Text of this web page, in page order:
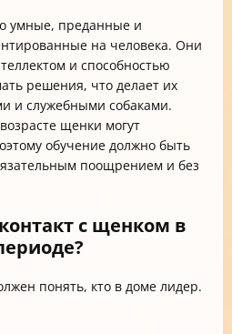
умные, преданные и
на человека. Они
и способностью
решения, что делает их
и служебными собаками.
щенки могут
обучение должно быть
поощрением и без
с щенком в
понять, кто в доме лидер.